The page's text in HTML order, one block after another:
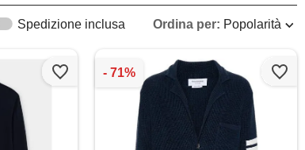
Ordina per: Popolarità
Spedizione inclusa